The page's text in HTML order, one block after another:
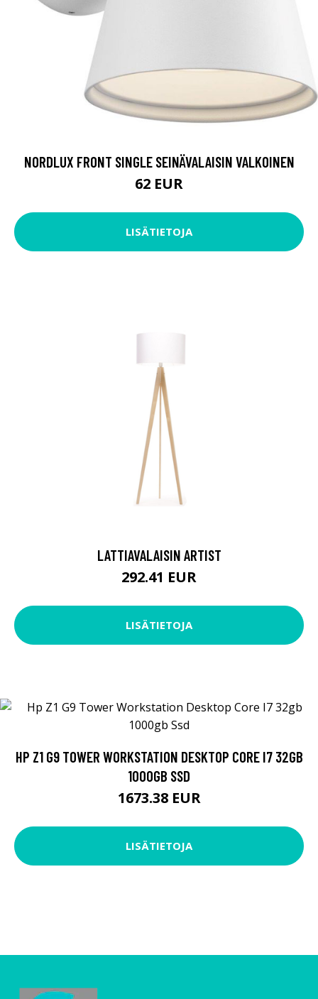
NORDLUX FRONT SINGLE SEINÄVALAISIN VALKOINEN
62 EUR
LISÄTIETOJA
LATTIAVALAISIN ARTIST
292.41 EUR
LISÄTIETOJA
HP Z1 G9 TOWER WORKSTATION DESKTOP CORE I7 32GB
1000GB SSD
1673.38 EUR
LISÄTIETOJA